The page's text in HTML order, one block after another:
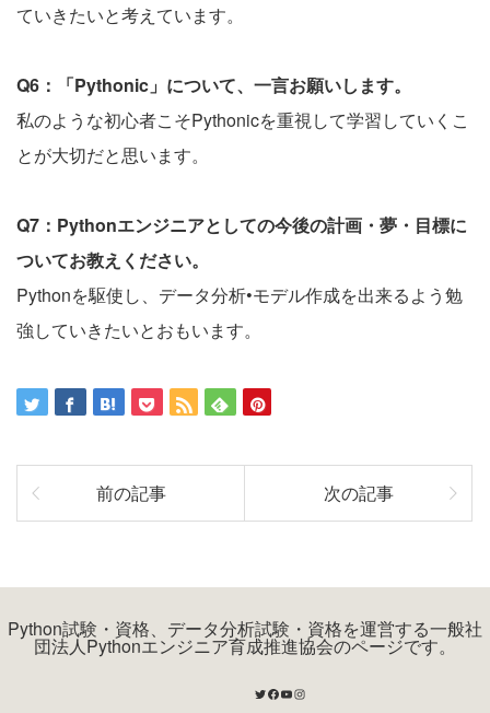
ていきたいと考えています。
Q6：「Pythonic」について、一言お願いします。
私のような初心者こそPythonicを重視して学習していくこ
とが大切だと思います。
Q7：Pythonエンジニアとしての今後の計画・夢・目標に
ついてお教えください。
Pythonを駆使し、データ分析•モデル作成を出来るよう勉
強していきたいとおもいます。
前の記事 次の記事
Python試験・資格、データ分析試験・資格を運営する一般社
団法人Pythonエンジニア育成推進協会のページです。
Twitter
Facebook
YouTube
Instagram